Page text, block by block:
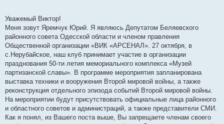
д
о
м
л
е
н
н
я
Уважемый Виктор!
Меня зовут Яремчук Юрий. Я являюсь Депутатом Беляевского
районного совета Одесской области и членом правления
Общественной организации «ВИК «АРСЕНАЛ». 27 октября, в
с.Нерубайское, наш клуб принимает участие в организации
празднования 50-ти летия мемориального комплекса «Музей
партизанской славы». В программе мероприятия запланирована
выставка техники и вооружения Второй мировой войны, а также
реконструкция отдельного эпизода событий Второй мировой войны.
На мероприятии будут присутствовать официальные лица районного
и областного советов и администраций, а также представители СМИ.
Как я понял, из Вашего поста выше, Вы запрещаете членам своего